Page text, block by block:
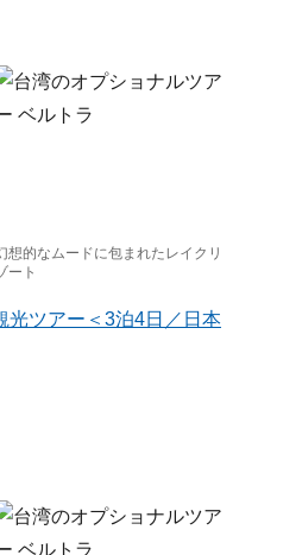
想的なムードに包まれたレイクリ
ート
光ツアー＜3泊4日／日本